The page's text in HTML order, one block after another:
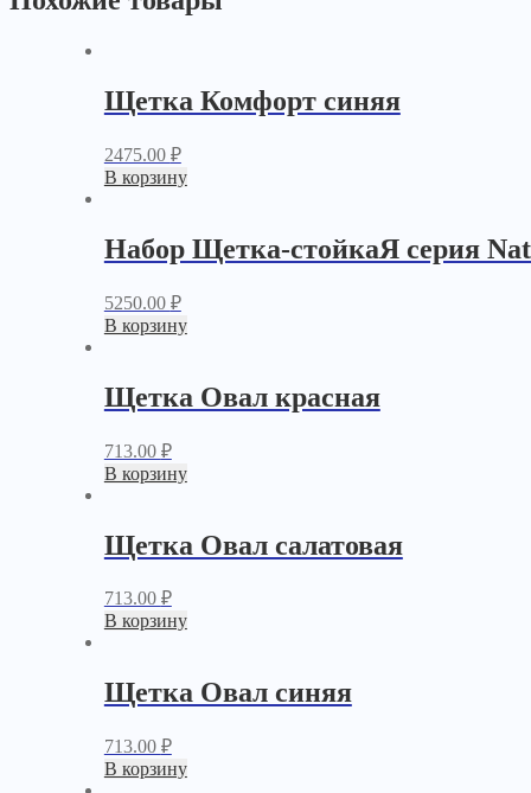
Щетка Комфорт синяя
2475.00 ₽
В корзину
Набор Щетка-стойкаЯ серия
5250.00 ₽
В корзину
Щетка Овал красная
713.00 ₽
В корзину
Щетка Овал салатовая
713.00 ₽
В корзину
Щетка Овал синяя
713.00 ₽
В корзину